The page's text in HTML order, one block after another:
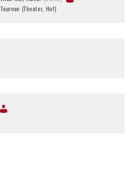
Tournee (Theater, Hof)